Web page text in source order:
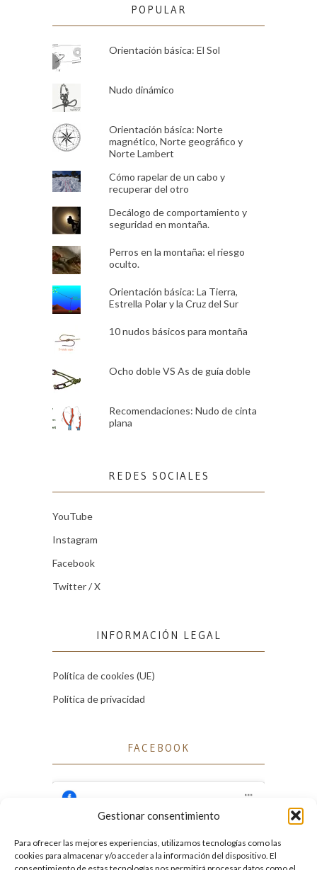
Gestionar consentimiento
Para ofrecer las mejores experiencias, utilizamos tecnologías como las
cookies para almacenar y/o acceder a la información del dispositivo. El
POPULAR
Orientación básica: El Sol
Nudo dinámico
Orientación básica: Norte
magnético, Norte geográfico y
Norte Lambert
Cómo rapelar de un cabo y
recuperar del otro
Decálogo de comportamiento y
seguridad en montaña.
Perros en la montaña: el riesgo
oculto.
Orientación básica: La Tierra,
Estrella Polar y la Cruz del Sur
10 nudos básicos para montaña
Ocho doble VS As de guía doble
Recomendaciones: Nudo de cinta
plana
REDES SOCIALES
YouTube
Instagram
Facebook
Twitter / X
INFORMACIÓN LEGAL
Política de cookies (UE)
Política de privacidad
FACEBOOK
Facebook
Haz clic para aceptar cookies de marketing
y permitir este contenido